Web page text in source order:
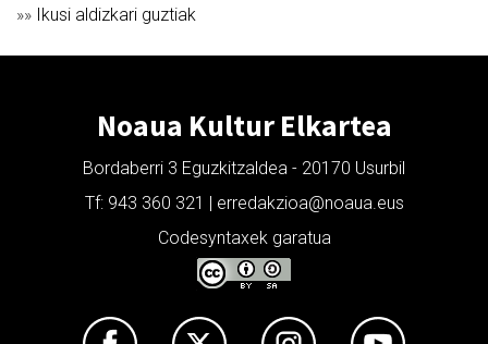
»» Ikusi aldizkari guztiak
Noaua Kultur Elkartea
Bordaberri 3 Eguzkitzaldea - 20170 Usurbil
Tf: 943 360 321 | erredakzioa@noaua.eus
Codesyntaxek garatua